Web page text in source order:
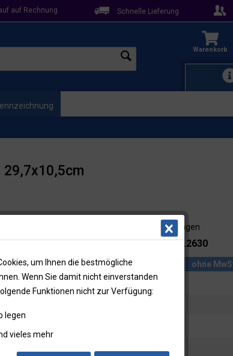
auf Rechnung Schnelle Lieferung
Warenkorb
Lieferzeit: 3-4 Tagen
Artikel-Nr.: 26.2630
Menge ohne
bis9
um Ihnen die bestmögliche
Wenn Sie damit nicht einverstanden
Funktionen nicht zur Verfügung:
legen
vieles mehr